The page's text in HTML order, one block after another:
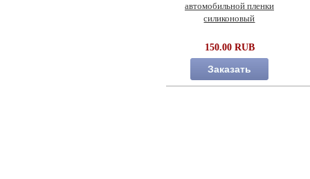
автомобильной пленки
силиконовый
150.00 RUB
Заказать